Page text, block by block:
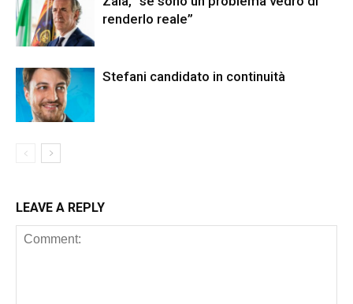
renderlo reale”
Stefani candidato in continuità
LEAVE A REPLY